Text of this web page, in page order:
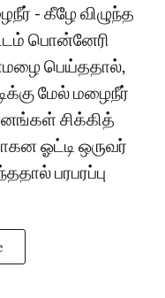
- கீழே விழுந்த
பொன்னேரி
பெய்ததால்,
மேல் மழைநீர்
சிக்கித்
ஓட்டி ஒருவர்
பரபரப்பு